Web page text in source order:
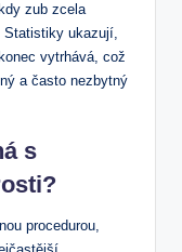
zub zcela
ukazují,
vytrhává, což
a často‌ nezbytný
s
procedurou,